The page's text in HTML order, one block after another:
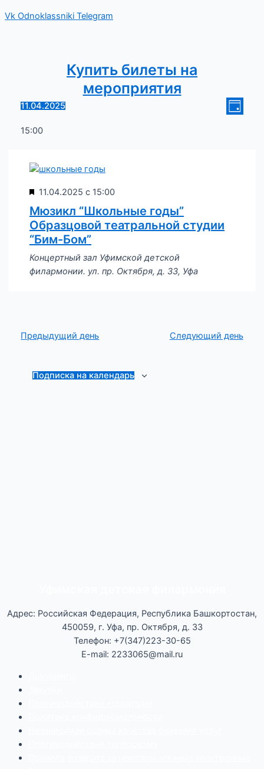
Vk Odnoklassniki Telegram
Купить билеты на
мероприятия
День
11.04.2025
дату.
15:00
Популярные
11.04.2025 с 15:00
Мюзикл “Школьные годы”
Образцовой театральной студии
“Бим-Бом”
Концертный зал Уфимской детской
филармонии. ул. пр. Октября, д. 33, Уфа
Предыдущий день Следующий день
Подписка на календарь
Адрес: Российская Федерация, Республика Башкортостан,
450059, г. Уфа, пр. Октября, д. 33
Телефон: +7(347)223-30-65
E-mail: 2233065@mail.ru